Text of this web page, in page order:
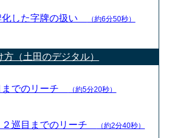
化した字牌の扱い （約6分50秒）
方（土田のデジタル）
までのリーチ （約5分20秒）
２巡目までのリーチ （約2分40秒）